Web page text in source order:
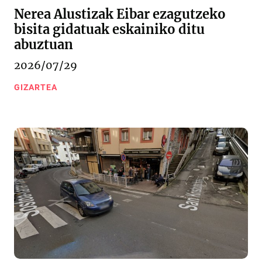
Nerea Alustizak Eibar ezagutzeko
bisita gidatuak eskainiko ditu
abuztuan
2026/07/29
GIZARTEA